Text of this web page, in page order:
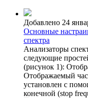
Добавлено 24
Основные
спектра
Анализаторы
следующие
(рисунок 1):
Отображаемый
установлен с
конечной (stop